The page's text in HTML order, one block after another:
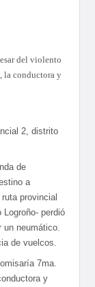
del violento
la conductora y
2, distrito
de
a
provincial
perdió
neumático.
de vuelcos.
7ma.
y